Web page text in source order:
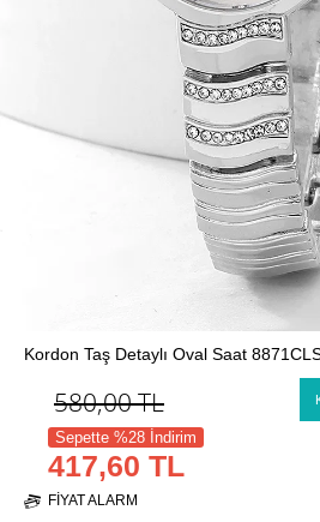
Kordon Taş Detaylı Oval Saat
580,00TL
Sepette %28 İndirim
417,60 TL
FIYAT ALARM